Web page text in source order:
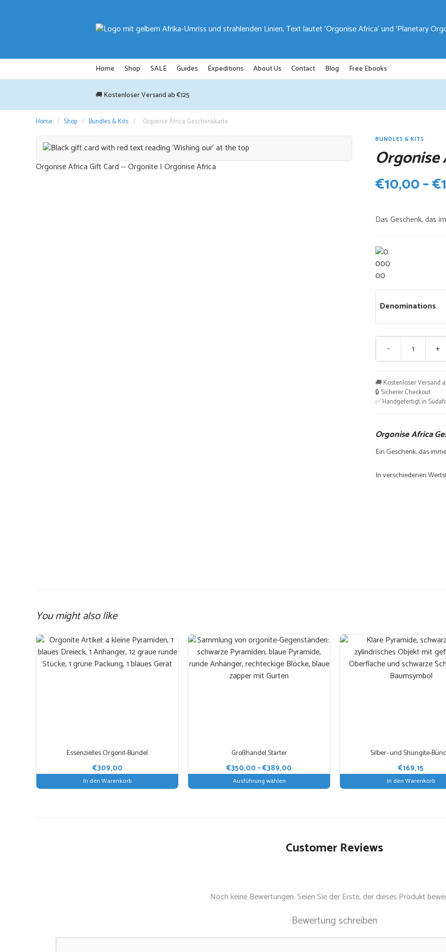
Home Shop SALE Guides Expeditions About Us Contact Blog Free Ebooks
🚚 Kostenloser Versand ab €125
Home / Shop / Bundles & Kits / Orgonise Africa Geschenkkarte
Orgonise Africa Gift Card -- Orgonite | Orgonise Africa
BUNDLES & KITS
Orgonise
€10,00–€
Das Geschenk, das
Denominations
-
Orgonise
Africa
Geschenkkarte
Menge
+
🚚 Kostenloser Versand
🔒 Sicherer Checkout
✅ Handgefertigt in
Orgonise Africa
Ein Geschenk, das
In verschiedenen
You might also like
Essenzielles Orgonit-Bündel
€309,00
In den Warenkorb
Großhandel Starter
€350,00–€389,00
bis
Ausführung wählen
Dieses
Produkt
weist
Produktseite
gewählt
Silber- und Shungite-
€169,15
In den Warenkorb
Customer Reviews
Noch keine Bewertungen. Seien Sie der Erste, der dieses Produkt
Bewertung schreiben